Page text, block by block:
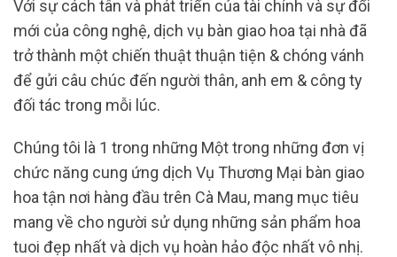
Với sự cách tân và phát triển của tài chính và sự đổi
mới của công nghệ, dịch vụ bàn giao hoa tại nhà đã
trở thành một chiến thuật thuận tiện & chóng vánh
để gửi câu chúc đến người thân, anh em & công ty
đối tác trong mỗi lúc.
Chúng tôi là 1 trong những Một trong những đơn vị
chức năng cung ứng dịch Vụ Thương Mại bàn giao
hoa tận nơi hàng đầu trên Cà Mau, mang mục tiêu
mang về cho người sử dụng những sản phẩm hoa
tuoi đẹp nhất và dịch vụ hoàn hảo độc nhất vô nhị.